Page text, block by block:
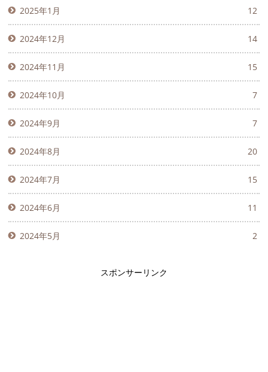
2025年1月 12
2024年12月 14
2024年11月 15
2024年10月 7
2024年9月 7
2024年8月 20
2024年7月 15
2024年6月 11
2024年5月 2
スポンサーリンク